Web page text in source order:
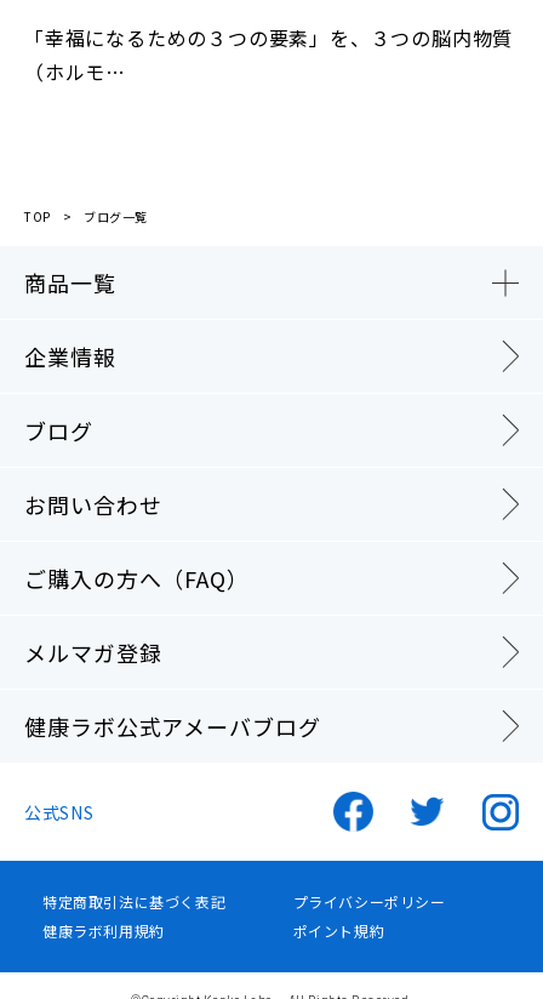
「幸福になるための３つの要素」を、３つの脳内物質
（ホルモ…
TOP ブログ一覧
商品一覧
企業情報
ブログ
お問い合わせ
ご購入の方へ（FAQ）
メルマガ登録
健康ラボ公式アメーバブログ
公式SNS
特定商取引法に基づく表記
プライバシーポリシー
健康ラボ利用規約
ポイント規約